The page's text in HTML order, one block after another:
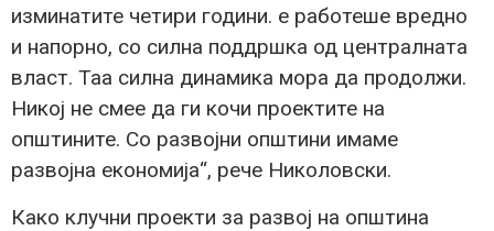
изминатите четири години. е работеше вредно
и напорно, со силна поддршка од централната
власт. Таа силна динамика мора да продолжи.
Никој не смее да ги кочи проектите на
општините. Со развојни општини имаме
развојна економија“, рече Николовски.
Како клучни проекти за развој на општина